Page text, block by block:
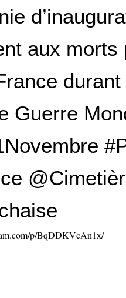
aux morts
durant
Guerre
p/BqDDKVcAn1x/